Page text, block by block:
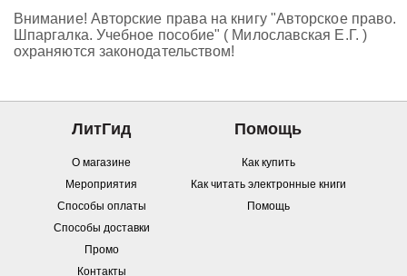
Внимание! Авторские права на книгу "Авторское право.
Шпаргалка. Учебное пособие" ( Милославская Е.Г. )
охраняются законодательством!
ЛитГид
О магазине
Мероприятия
Способы оплаты
Способы доставки
Промо
Контакты
Помощь
Как купить
Как читать электронные книги
Помощь